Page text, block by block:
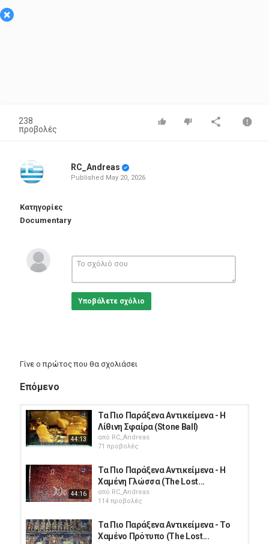
×
238
προβολές
RC_Andreas
Published May 20, 2026
Κατηγορίες
Documentary
Υποβάλετε σχόλιο
Γίνε ο πρώτος που θα σχολιάσει
Επόμενο
44:13
Τα Πιο Παράξενα Αντικείμενα - Η
Λίθινη Σφαίρα (Stone Ball)
από RC_Andreas
71 προβολές
44:16
Τα Πιο Παράξενα Αντικείμενα - Η
Χαμένη Γλώσσα (The Lost...
από RC_Andreas
114 προβολές
Τα Πιο Παράξενα Αντικείμενα - Το
Χαμένο Πρότυπο (The Lost...